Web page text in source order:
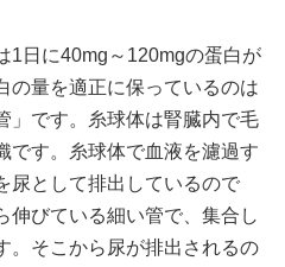
1日に40mg～120mgの蛋白が
の量を適正に保っているのは
」です。糸球体は腎臓内で毛
です。糸球体で血液を濾過す
尿として排出しているので
伸びている細い管で、集合し
。そこから尿が排出されるの